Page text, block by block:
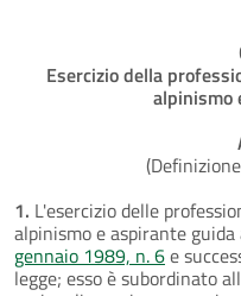
Esercizio della
alpinismo
1. L'esercizio delle
alpinismo e aspirante
gennaio 1989, n. 6e
legge; esso è subordinato